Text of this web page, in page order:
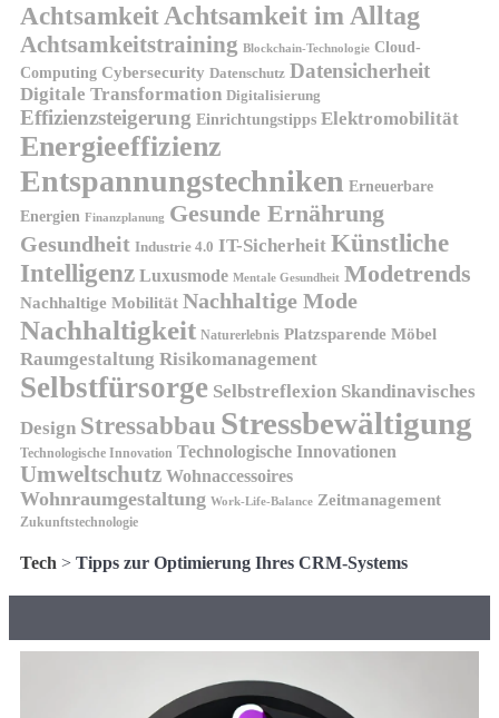
AchtsamkeitAchtsamkeit im Alltag
Achtsamkeitstraining Blockchain-Technologie Cloud-
Computing Cybersecurity Datenschutz Datensicherheit
Digitale Transformation Digitalisierung
Effizienzsteigerung Einrichtungstipps Elektromobilität
Energieeffizienz
Entspannungstechniken Erneuerbare
Energien Finanzplanung Gesunde Ernährung
Gesundheit Industrie 4.0 IT-Sicherheit Künstliche
Intelligenz Luxusmode Mentale Gesundheit Modetrends
Nachhaltige Mobilität Nachhaltige Mode
Nachhaltigkeit Naturerlebnis Platzsparende Möbel
Raumgestaltung Risikomanagement
Selbstfürsorge Selbstreflexion Skandinavisches
Design Stressabbau Stressbewältigung
Technologische Innovation Technologische Innovationen
Umweltschutz Wohnaccessoires
Wohnraumgestaltung Work-Life-Balance Zeitmanagement
Zukunftstechnologie
Tech > Tipps zur Optimierung Ihres CRM-Systems